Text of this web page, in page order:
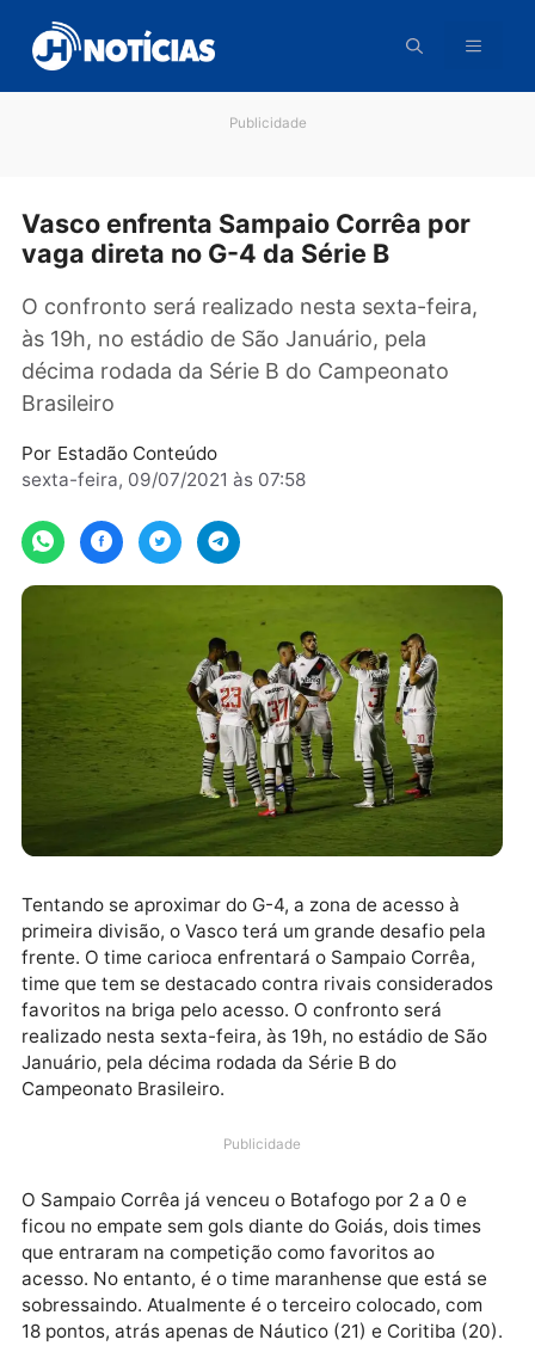
para
conteúdo
Vasco enfrenta Sampaio Corrêa por
O confronto será realizado nesta sexta-feira,
às 19h, no estádio de São Januário, pela
décima rodada da Série B do Campeonato
Brasileiro
sexta-feira, 09/07/2021 às 07:58
Tentando se aproximar do G-4, a zona de acesso à
primeira divisão, o Vasco terá um grande desafio
frente. O time carioca enfrentará o Sampaio Corrêa,
time que tem se destacado contra rivais
realizado nesta sexta-feira, às 19h, no estádio de
Campeonato Brasileiro.
Publicidade
O Sampaio Corrêa já venceu o Botafogo por 2 a 0 e